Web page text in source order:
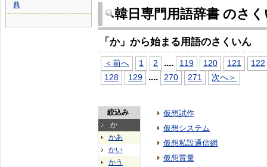
韓日専門用語辞書 のさ
「か」から始まる用語のさくいん
＜前へ 1 2 .... 119 120 121
122
128
129 .... 270 271 次へ＞
絞込み
か
かあ
かい
かう
仮想試作
仮想システム
仮想私設通信網
仮想質量
典